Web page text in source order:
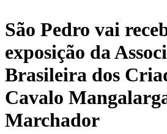
São Pedro vai
exposição da
Brasileira dos
Cavalo
Marchador